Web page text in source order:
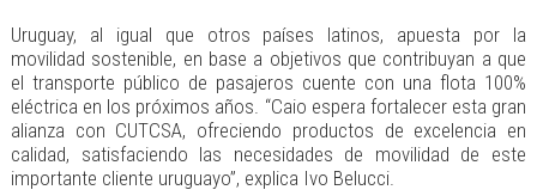
Uruguay, al igual que otros países latinos, apuesta por la
movilidad sostenible, en base a objetivos que contribuyan a que
el transporte público de pasajeros cuente con una flota 100%
eléctrica en los próximos años. “Caio espera fortalecer esta gran
alianza con CUTCSA, ofreciendo productos de excelencia en
calidad, satisfaciendo las necesidades de movilidad de este
importante cliente uruguayo”, explica Ivo Belucci.